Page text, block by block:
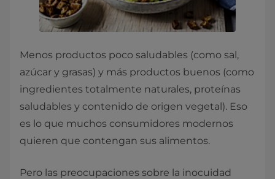
Menos productos poco saludables (como sal,
azúcar y grasas) y más productos buenos (como
ingredientes totalmente naturales, proteínas
saludables y contenido de origen vegetal). Eso
es lo que muchos consumidores modernos
quieren que contengan sus alimentos.
Pero las preocupaciones sobre la inocuidad